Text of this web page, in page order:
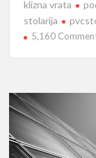
klizna vrata
stolarija
5,160